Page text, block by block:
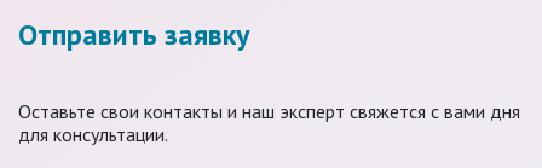
Отправить заявку
Оставьте свои контакты и наш эксперт свяжется с вами дня
для консультации.